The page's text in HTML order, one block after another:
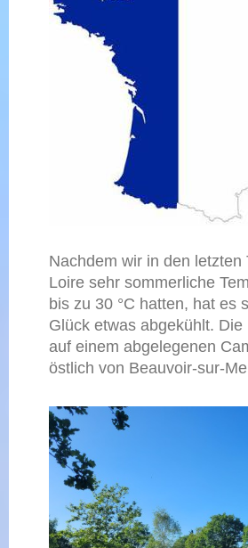
Nachdem wir in den letzten
Loire sehr sommerliche
bis zu 30 °C hatten, hat es
Glück etwas abgekühlt.
auf einem abgelegenen
östlich von Beauvoir-sur-